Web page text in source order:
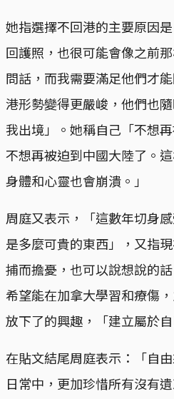
她指選擇不回港的主要原因
回護照，也很可能會像之前
問話，而我需要滿足他們才
港形勢變得更嚴峻，他們也
我出境」。她稱自己「不想
不想再被迫到中國大陸了。
身體和心靈也會崩潰。」
周庭又表示，「這數年切身
是多麼可貴的東西」，又指
捕而擔憂，也可以說想說的
希望能在加拿大學習和療傷
放下了的興趣，「建立屬於
在貼文結尾周庭表示：「自
日常中，更加珍惜所有沒有